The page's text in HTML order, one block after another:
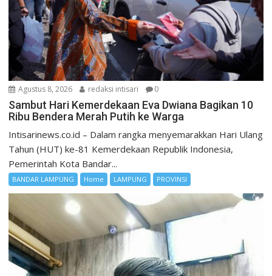
Agustus 8, 2026 redaksi intisari 0
Sambut Hari Kemerdekaan Eva Dwiana Bagikan 10
Ribu Bendera Merah Putih ke Warga
Intisarinews.co.id – Dalam rangka menyemarakkan Hari Ulang
Tahun (HUT) ke-81 Kemerdekaan Republik Indonesia,
Pemerintah Kota Bandar...
BANDAR LAMPUNG Home LAMPUNG PROVINSI